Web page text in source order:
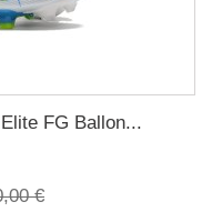
FG Ballon...
€